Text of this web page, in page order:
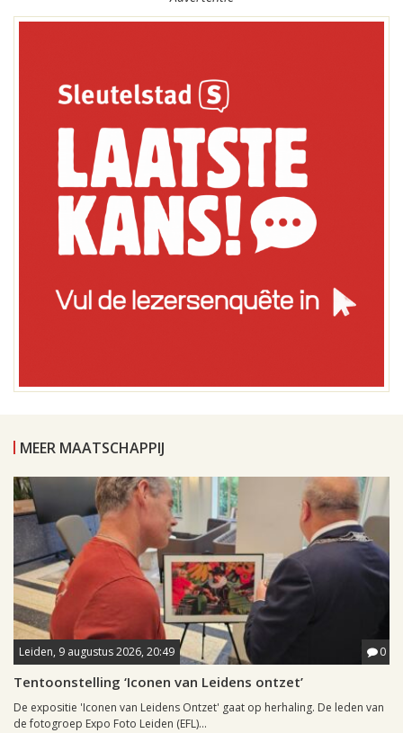
MEER MAATSCHAPPIJ
Leiden, 9 augustus 2026, 20:49 0
Tentoonstelling ‘Iconen van Leidens ontzet’
De expositie 'Iconen van Leidens Ontzet' gaat op herhaling. De leden van
de fotogroep Expo Foto Leiden (EFL)...